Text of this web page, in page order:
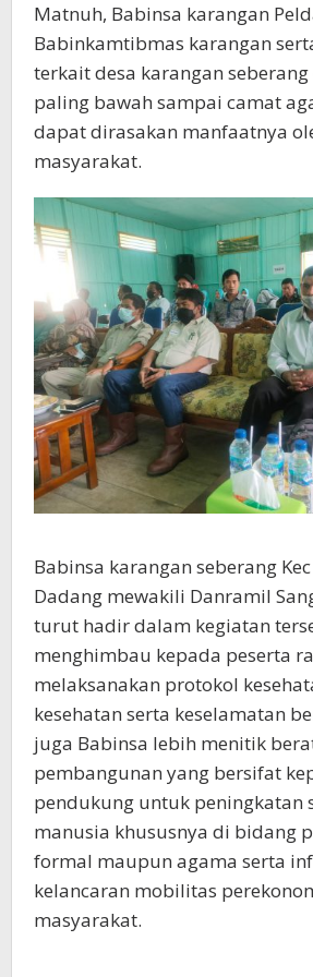
Matnuh, Babinsa karangan
Babinkamtibmas karangan
terkait desa karangan
paling bawah sampai camat
dapat dirasakan manfaatnya
masyarakat.
Babinsa karangan seberang
Dadang mewakili Danramil
turut hadir dalam kegiatan
menghimbau kepada peserta
melaksanakan protokol
kesehatan serta keselamatan
juga Babinsa lebih menitik
pembangunan yang bersifat
pendukung untuk peningkatan
manusia khususnya di bidang
formal maupun agama serta
kelancaran mobilitas
masyarakat.